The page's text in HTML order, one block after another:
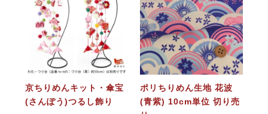
京ちりめんキット・傘宝
(さんぽう)つるし飾り
ポリちりめん生地 花波
(青紫) 10cm単位 切り売